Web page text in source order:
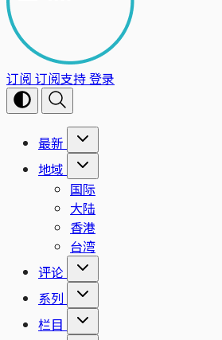
订阅 订阅支持登录
最新
地域
国际
大陆
香港
台湾
评论
系列
栏目